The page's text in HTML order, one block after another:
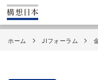
ホーム JIフォーラム